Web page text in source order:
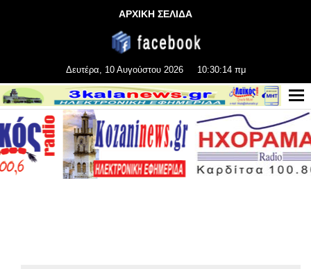
ΑΡΧΙΚΗ ΣΕΛΙΔΑ
Δευτέρα, 10 Αυγούστου 2026 10:30:14 πμ